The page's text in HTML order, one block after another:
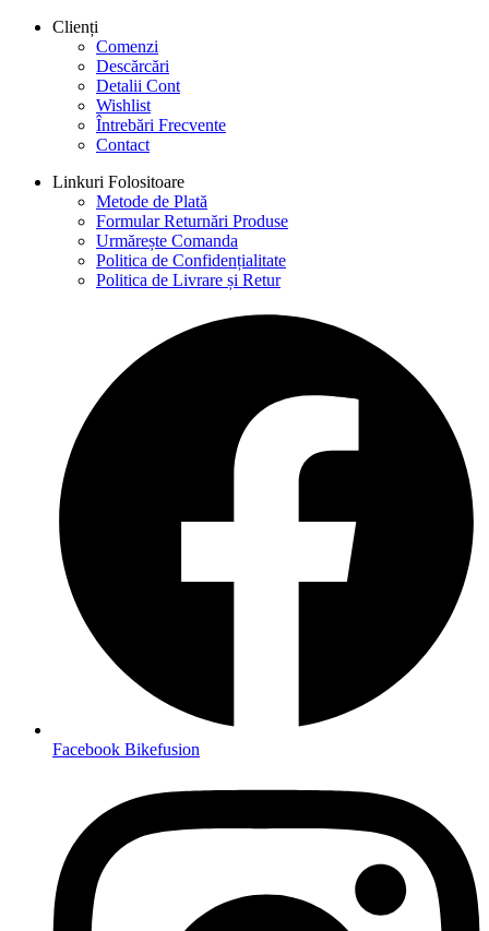
Clienți
Comenzi
Descărcări
Detalii Cont
Wishlist
Întrebări Frecvente
Contact
Linkuri Folositoare
Metode de Plată
Formular Returnări Produse
Urmărește Comanda
Politica de Confidențialitate
Politica de Livrare și Retur
Facebook Bikefusion